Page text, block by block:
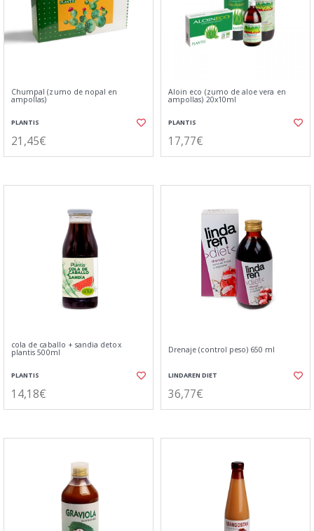
Chumpal (zumo de nopal en
ampollas)
PLANTIS
21,45€
Aloin eco (zumo de aloe vera en
ampollas) 20x10ml
PLANTIS
17,77€
cola de caballo + sandia detox
plantis 500ml
PLANTIS
14,18€
Drenaje (control peso) 650 ml
LINDAREN DIET
36,77€